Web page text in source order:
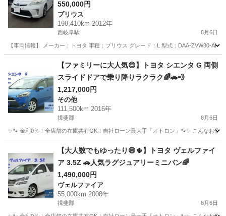
550,000円
プリウス
198,410km 2012年
西岐阜駅 8月6日
【車両情報】 メーカー：トヨタ 車種：プリウス グレード：L 型式：DAA-ZVW30-
プリウス 走行距離
【ファミリーに大人気😊】トヨタ シエンタ G 両側
スライドドアで乗り降りラクラク🌈🚗💨
1,217,000円
その他
111,500km 2016年
揖斐郡 8月6日
✨🐾 金利0％！全店舗の在庫共有OK！自社ローン最大手「オトロン」🐾✨ こんなお
その他
【大人数でもゆったり😄🌵】トヨタ ヴェルファイ
ア 3.5Z 🚗人気ラグジュアリーミニバン🌈
1,490,000円
ヴェルファイア
55,000km 2008年
揖斐郡 8月6日